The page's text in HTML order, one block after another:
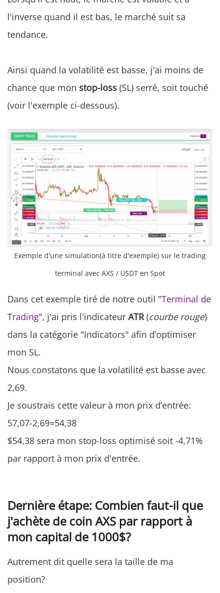
l'inverse quand il est bas, le marché suit sa
tendance.
Ainsi quand la volatilité est basse, j'ai moins de
chance que mon stop-loss (SL) serré, soit touché
(voir l'exemple ci-dessous).
Exemple d'une simulation(à titre d'exemple) sur le trading
terminal avec AXS / USDT en Spot
Dans cet exemple tiré de notre outil "Terminal de
Trading", j'ai pris l'indicateur ATR(courbe rouge)
dans la catégorie "Indicators" afin d’optimiser
mon SL.
Nous constatons que la volatilité est basse avec
2,69.
Je soustrais cette valeur à mon prix d’entrée:
57,07-2,69=54,38
$54,38 sera mon stop-loss optimisé soit -4,71%
par rapport à mon prix d'entrée.
Dernière étape: Combien faut-il que
j'achète de coin AXS par rapport à
mon capital de 1000$?
Autrement dit quelle sera la taille de ma
position?